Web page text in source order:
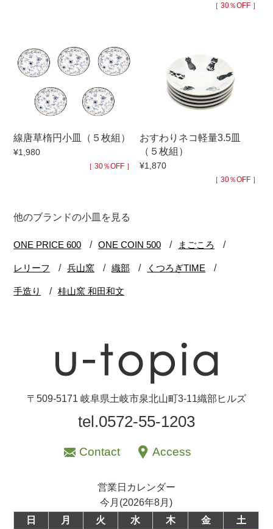
［ 30％OFF ］
線唐草楕円小皿（５枚組）
¥1,980
［ 30％OFF ］
おすわりネコ軽量3.5皿
（５枚組）
¥1,870
［ 30％OFF ］
他のブランドの小皿を見る
〒509-5171 岐阜県土岐市泉北山町3-11織部ヒルズ
tel.0572-55-1203
Contact Access
営業日カレンダー
今月(2026年8月)
日
月 火 水 木 金
土